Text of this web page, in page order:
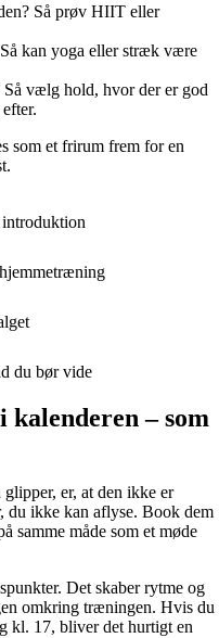
Så prøv HIIT eller
kan yoga eller stræk være
vælg hold, hvor der er god
som et frirum frem for en
du bør vide
– som
er, at den ikke er
du ikke kan aflyse. Book dem
samme måde som et møde
Det skaber rytme og
omkring træningen. Hvis du
kl. 17, bliver det hurtigt en